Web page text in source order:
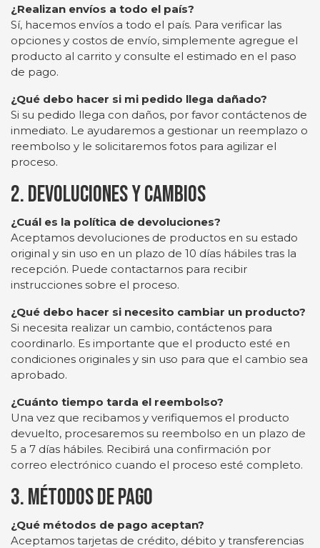
¿Realizan envíos a todo el país?
Sí, hacemos envíos a todo el país. Para verificar las
opciones y costos de envío, simplemente agregue el
producto al carrito y consulte el estimado en el paso
de pago.
¿Qué debo hacer si mi pedido llega dañado?
Si su pedido llega con daños, por favor contáctenos de
inmediato. Le ayudaremos a gestionar un reemplazo o
reembolso y le solicitaremos fotos para agilizar el
proceso.
2. Devoluciones y Cambios
¿Cuál es la política de devoluciones?
Aceptamos devoluciones de productos en su estado
original y sin uso en un plazo de 10 días hábiles tras la
recepción. Puede contactarnos para recibir
instrucciones sobre el proceso.
¿Qué debo hacer si necesito cambiar un producto?
Si necesita realizar un cambio, contáctenos para
coordinarlo. Es importante que el producto esté en
condiciones originales y sin uso para que el cambio sea
aprobado.
¿Cuánto tiempo tarda el reembolso?
Una vez que recibamos y verifiquemos el producto
devuelto, procesaremos su reembolso en un plazo de
5 a 7 días hábiles. Recibirá una confirmación por
correo electrónico cuando el proceso esté completo.
3. Métodos de Pago
¿Qué métodos de pago aceptan?
Aceptamos tarjetas de crédito, débito y transferencias